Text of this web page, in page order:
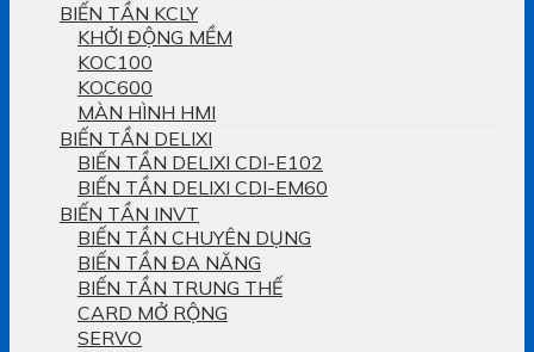
BIẾN TẦN KCLY
KHỞI ĐỘNG MỀM
KOC100
KOC600
MÀN HÌNH HMI
BIẾN TẦN DELIXI
BIẾN TẦN DELIXI CDI-E102
BIẾN TẦN DELIXI CDI-EM60
BIẾN TẦN INVT
BIẾN TẦN CHUYÊN DỤNG
BIẾN TẦN ĐA NĂNG
BIẾN TẦN TRUNG THẾ
CARD MỞ RỘNG
SERVO